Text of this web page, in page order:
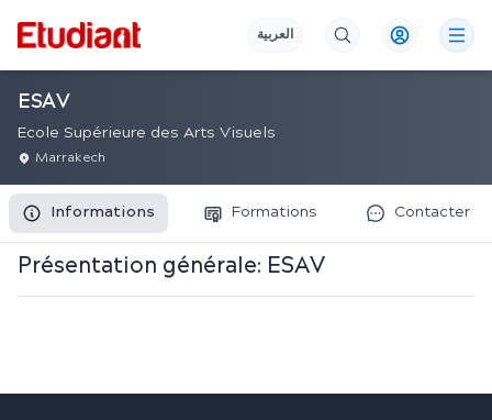
العربية
ESAV
Ecole Supérieure des Arts Visuels
Marrakech
Informations Formations Contacter
Présentation générale: ESAV